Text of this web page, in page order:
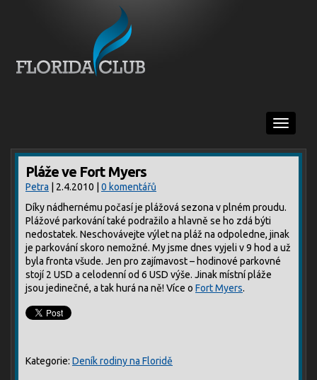
Menu
Pláže ve Fort Myers
Petra | 2.4.2010 | 0 komentářů
Díky nádhernému počasí je plážová sezona v plném proudu.
Plážové parkování také podražilo a hlavně se ho zdá býti
nedostatek. Neschovávejte výlet na pláž na odpoledne, jinak
je parkování skoro nemožné. My jsme dnes vyjeli v 9 hod a už
byla fronta všude. Jen pro zajímavost – hodinové parkovné
stojí 2 USD a celodenní od 6 USD výše. Jinak místní pláže
jsou jedinečné, a tak hurá na ně! Více o Fort Myers.
Kategorie: Deník rodiny na Floridě